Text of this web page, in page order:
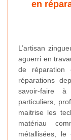
en
L’artisan
aguerri en
de réparation
réparations
savoir-faire
particuliers,
maitrise les
matériau
métallisées,